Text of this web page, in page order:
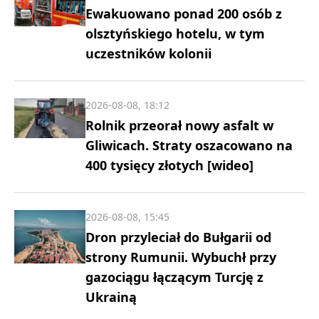
Ewakuowano ponad 200 osób z
olsztyńskiego hotelu, w tym
uczestników kolonii
Rolnik przeorał nowy asfalt w
Gliwicach. Straty oszacowano na
400 tysięcy złotych [wideo]
2026-08-08, 18:12
Dron przyleciał do Bułgarii od
strony Rumunii. Wybuchł przy
gazociągu łączącym Turcję z
Ukrainą
2026-08-08, 15:45